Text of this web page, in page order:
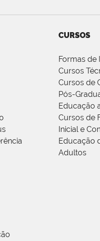
CURSOS
Formas de
Cursos
Cursos de
Pós-
Educação
Cursos de
Inicial e
Educação
Adultos